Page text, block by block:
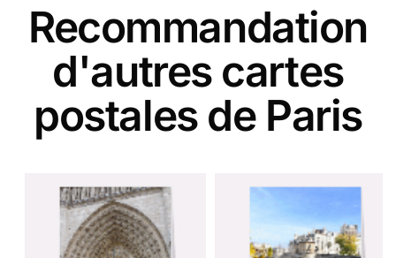
Recommandation
d'autres cartes
postales de Paris